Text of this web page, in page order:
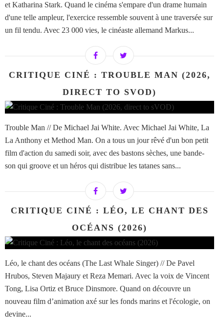
et Katharina Stark. Quand le cinéma s'empare d'un drame humain
d'une telle ampleur, l'exercice ressemble souvent à une traversée sur
un fil tendu. Avec 23 000 vies, le cinéaste allemand Markus...
CRITIQUE CINÉ : TROUBLE MAN (2026,
DIRECT TO SVOD)
Trouble Man // De Michael Jai White. Avec Michael Jai White, La
La Anthony et Method Man. On a tous un jour rêvé d'un bon petit
film d'action du samedi soir, avec des bastons sèches, une bande-
son qui groove et un héros qui distribue les tatanes sans...
CRITIQUE CINÉ : LÉO, LE CHANT DES
OCÉANS (2026)
Léo, le chant des océans (The Last Whale Singer) // De Pavel
Hrubos, Steven Majaury et Reza Memari. Avec la voix de Vincent
Tong, Lisa Ortiz et Bruce Dinsmore. Quand on découvre un
nouveau film d’animation axé sur les fonds marins et l'écologie, on
devine...